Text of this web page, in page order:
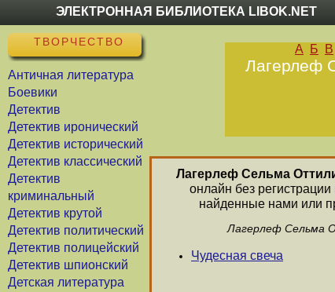
ЭЛЕКТРОННАЯ БИБЛИОТЕКА LIBOK.NET
ТВОРЧЕСТВО
Античная литература
Боевики
Детектив
Детектив иронический
Детектив исторический
Детектив классический
Детектив
криминальный
Детектив крутой
Детектив политический
Детектив полицейский
Детектив шпионский
Детская литература
А Б В
Лагерлеф
Лагерлеф Сельма
онлайн без
найденные нами или
Лагерлеф Сельма
Чудесная свеча